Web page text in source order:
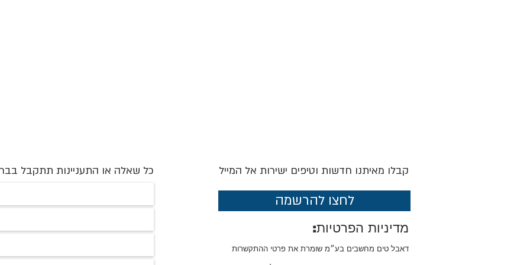
כל שאלה או התעניינות תתקבל קבלו מאיתנו חדשות וטיפים ישירות אל המייל
לחצו להרשמה
מדיניות הפרטיות:
דאבל טים מחשבים בע״מ שומרת את פרטי ההתקשרות